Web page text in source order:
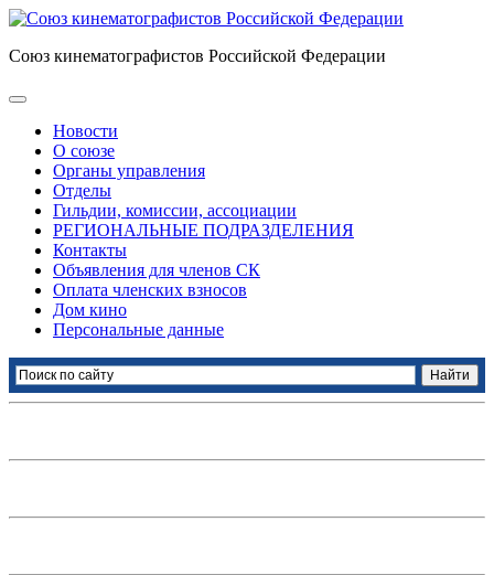
Союз кинематографистов Российской Федерации
Новости
О союзе
Органы управления
Отделы
Гильдии, комиссии, ассоциации
РЕГИОНАЛЬНЫЕ ПОДРАЗДЕЛЕНИЯ
Контакты
Объявления для членов СК
Оплата членских взносов
Дом кино
Персональные данные